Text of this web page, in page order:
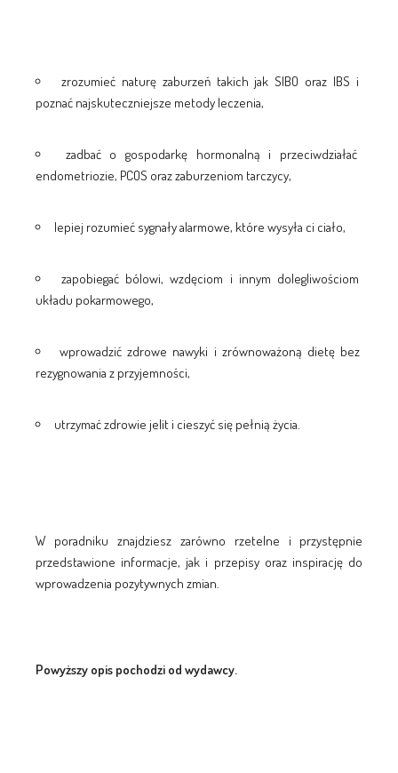
zrozumieć naturę zaburzeń takich jak SIBO oraz IBS i
poznać najskuteczniejsze metody leczenia,
zadbać o gospodarkę hormonalną i przeciwdziałać
endometriozie, PCOS oraz zaburzeniom tarczycy,
lepiej rozumieć sygnały alarmowe, które wysyła ci ciało,
zapobiegać bólowi, wzdęciom i innym dolegliwościom
układu pokarmowego,
wprowadzić zdrowe nawyki i zrównoważoną dietę bez
rezygnowania z przyjemności,
utrzymać zdrowie jelit i cieszyć się pełnią życia.
W poradniku znajdziesz zarówno rzetelne i przystępnie
przedstawione informacje, jak i przepisy oraz inspirację do
wprowadzenia pozytywnych zmian.
Powyższy opis pochodzi od wydawcy.